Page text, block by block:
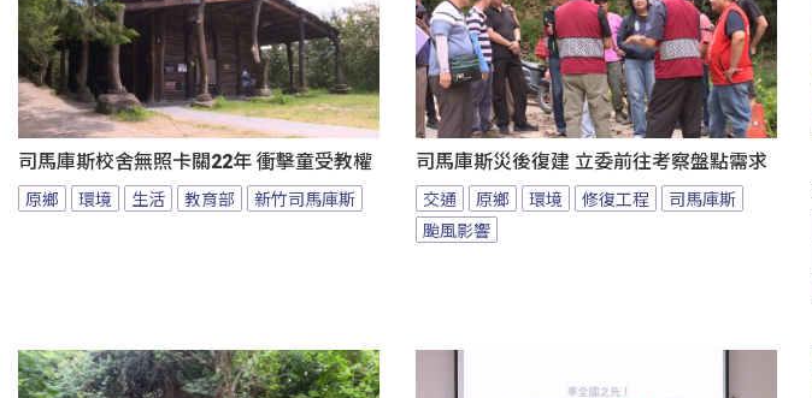
司馬庫斯校舍無照卡關22年 衝擊童受教權
原鄉 環境 生活 教育部 新竹司馬庫斯
司馬庫斯災後復建 立委前往考察盤點需求
交通 原鄉 環境 修復工程
司馬庫斯
颱風影響